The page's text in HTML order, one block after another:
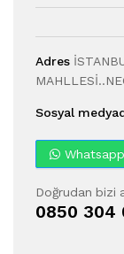
Adres
Sosyal
Doğrudan bizi
0850 304